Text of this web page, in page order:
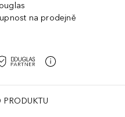
na prodejně